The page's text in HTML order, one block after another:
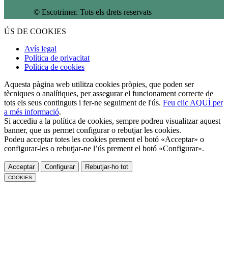
© Escotrimer. Tots els drets reservats
ÚS DE COOKIES
Avís legal
Política de privacitat
Política de cookies
Aquesta pàgina web utilitza cookies pròpies, que poden ser
tècniques o analítiques, per assegurar el funcionament correcte de
tots els seus continguts i fer-ne seguiment de l'ús. Feu clic AQUÍ per
a més informació.
Si accediu a la política de cookies, sempre podreu visualitzar aquest
banner, que us permet configurar o rebutjar les cookies.
Podeu acceptar totes les cookies prement el botó «Acceptar» o
configurar-les o rebutjar-ne l’ús prement el botó «Configurar».
Acceptar Configurar Rebutjar-ho tot
COOKIES